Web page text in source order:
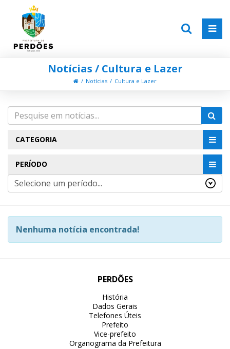
Notícias / Cultura e Lazer
Notícias Cultura e Lazer
CATEGORIA
PERÍODO
Nenhuma notícia encontrada!
PERDÕES
História
Dados Gerais
Telefones Úteis
Prefeito
Vice-prefeito
Organograma da Prefeitura